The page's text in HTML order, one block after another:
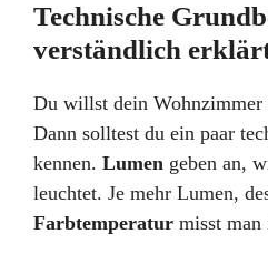
Technische
verständlich
Du willst dein Wohnzimmer
Dann solltest du ein paar
kennen. Lumen geben an,
leuchtet. Je mehr Lumen,
Farbtemperatur misst